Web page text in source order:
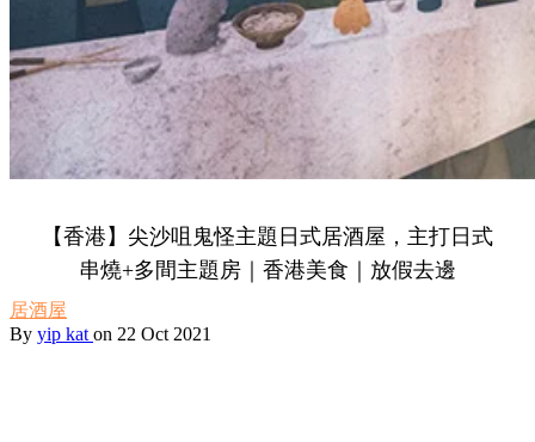
【香港】尖沙咀鬼怪主題日式居酒屋，主打日式
串燒+多間主題房｜香港美食｜放假去邊
居酒屋
By yip kat on 22 Oct 2021